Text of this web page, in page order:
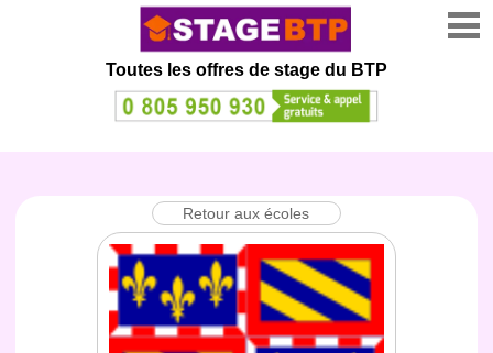
Toutes les offres de stage du BTP
Retour aux écoles